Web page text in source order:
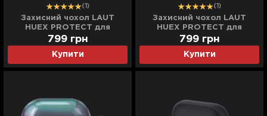
(1)
Захисний чохол LAUT
HUEX PROTECT для
AirPods Pro (2nd/1st gen)
(Lavender)
Купити
799 грн
(1)
Захисний чохол LAUT
HUEX PROTECT для
AirPods Pro (2nd/1st gen)
(Black)
Купити
799 грн